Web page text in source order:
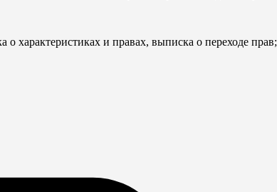
характеристиках и правах, выписка о переходе прав;